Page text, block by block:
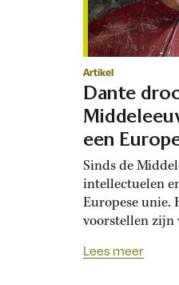
Artikel
Dante
een
Sinds de
intellectuelen
Europese unie.
voorstellen zijn
van zes vroege
Lees meer